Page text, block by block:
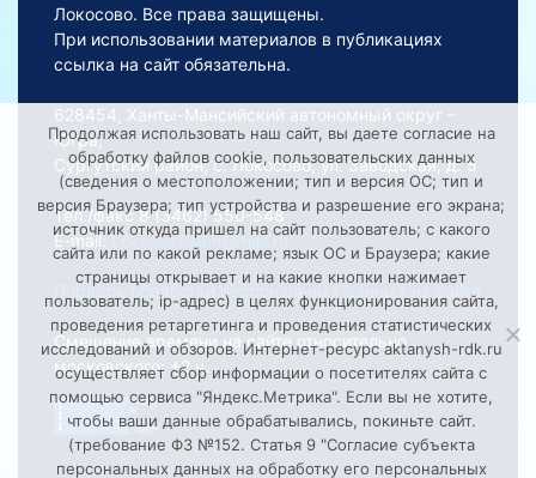
Локосово. Все права защищены.
При использовании материалов в публикациях
ссылка на сайт обязательна.
628454, Ханты-Мансийский автономный округ –
Югра,
Сургутский район, с. Локосово, ул. Заводская, д. 5
Тел./факс 8 (3462) 550-548
E-mail:Lokosovoadm@mail.ru
Порядок обработки персональных данных на сайте
Смещение времени на сайте относительно
московского: +2 ч.
Продолжая использовать наш сайт, вы даете согласие на
обработку файлов cookie, пользовательских данных
(сведения о местоположении; тип и версия ОС; тип и
версия Браузера; тип устройства и разрешение его экрана;
источник откуда пришел на сайт пользователь; с какого
сайта или по какой рекламе; язык ОС и Браузера; какие
страницы открывает и на какие кнопки нажимает
пользователь; ip-адрес) в целях функционирования сайта,
проведения ретаргетинга и проведения статистических
исследований и обзоров. Интернет-ресурс aktanysh-rdk.ru
осуществляет сбор информации о посетителях сайта с
помощью сервиса "Яндекс.Метрика". Если вы не хотите,
чтобы ваши данные обрабатывались, покиньте сайт.
(требование ФЗ №152. Статья 9 "Согласие субъекта
персональных данных на обработку его персональных